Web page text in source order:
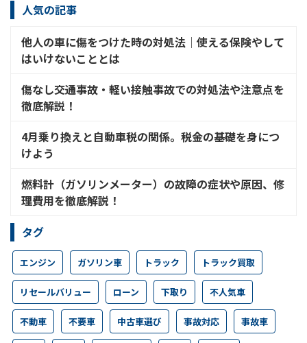
人気の記事
他人の車に傷をつけた時の対処法│使える保険やして
はいけないこととは
傷なし交通事故・軽い接触事故での対処法や注意点を
徹底解説！
4月乗り換えと自動車税の関係。税金の基礎を身につ
けよう
燃料計（ガソリンメーター）の故障の症状や原因、修
理費用を徹底解説！
タグ
エンジン ガソリン車 トラック トラック買取
リセールバリュー ローン 下取り 不人気車
不動車 不要車 中古車選び 事故対応 事故車